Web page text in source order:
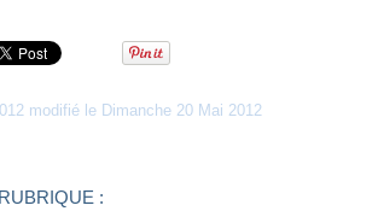
modifié le Dimanche 20 Mai 2012
: